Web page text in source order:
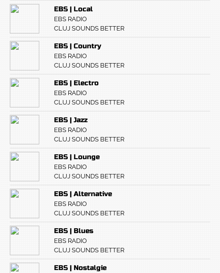
EBS | Local
EBS RADIO
CLUJ SOUNDS BETTER
EBS | Country
EBS RADIO
CLUJ SOUNDS BETTER
EBS | Electro
EBS RADIO
CLUJ SOUNDS BETTER
EBS | Jazz
EBS RADIO
CLUJ SOUNDS BETTER
EBS | Lounge
EBS RADIO
CLUJ SOUNDS BETTER
EBS | Alternative
EBS RADIO
CLUJ SOUNDS BETTER
EBS | Blues
EBS RADIO
CLUJ SOUNDS BETTER
EBS | Nostalgie